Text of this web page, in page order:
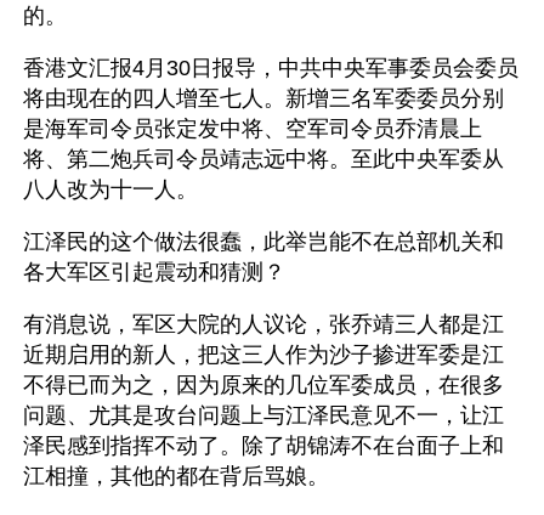
的。
香港文汇报4月30日报导，中共中央军事委员会委员
将由现在的四人增至七人。新增三名军委委员分别
是海军司令员张定发中将、空军司令员乔清晨上
将、第二炮兵司令员靖志远中将。至此中央军委从
八人改为十一人。
江泽民的这个做法很蠢，此举岂能不在总部机关和
各大军区引起震动和猜测？
有消息说，军区大院的人议论，张乔靖三人都是江
近期启用的新人，把这三人作为沙子掺进军委是江
不得已而为之，因为原来的几位军委成员，在很多
问题、尤其是攻台问题上与江泽民意见不一，让江
泽民感到指挥不动了。除了胡锦涛不在台面子上和
江相撞，其他的都在背后骂娘。